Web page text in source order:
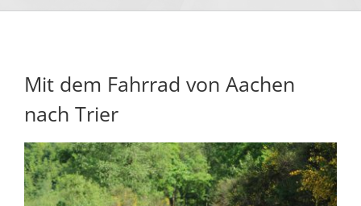
Mit dem Fahrrad von Aachen
nach Trier
Zeige
grösseres
Bild